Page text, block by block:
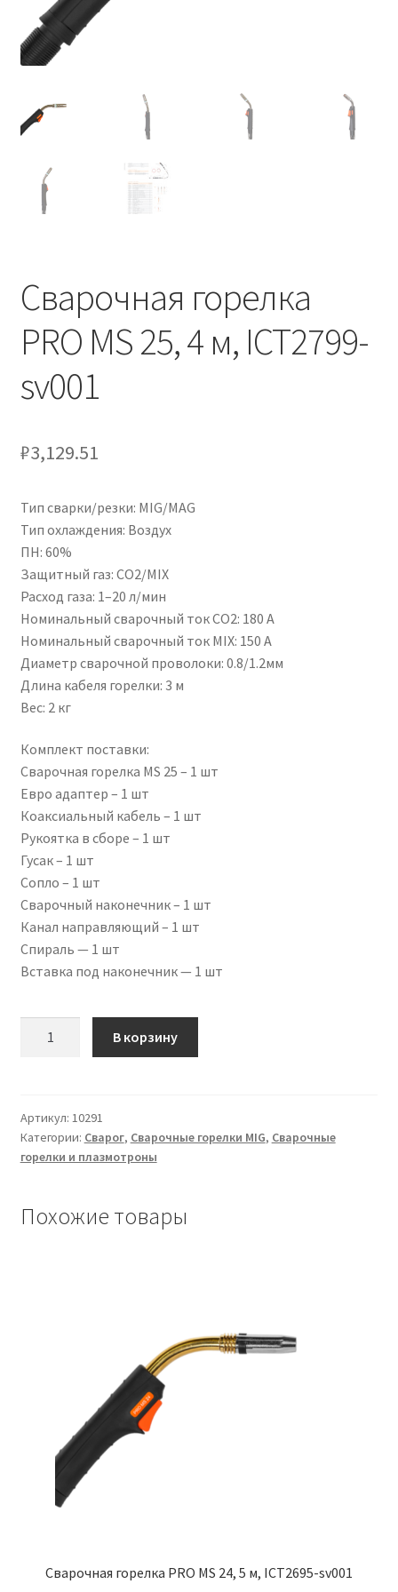
Сварочная горелка
PRO MS 25, 4 м, ICT2799-
sv001
₽3,129.51
Тип сварки/резки: MIG/MAG
Тип охлаждения: Воздух
ПН: 60%
Защитный газ: CO2/MIX
Расход газа: 1–20 л/мин
Номинальный сварочный ток CO2: 180 А
Номинальный сварочный ток MIX: 150 А
Диаметр сварочной проволоки: 0.8/1.2мм
Длина кабеля горелки: 3 м
Вес: 2 кг
Комплект поставки:
Сварочная горелка MS 25 – 1 шт
Евро адаптер – 1 шт
Коаксиальный кабель – 1 шт
Рукоятка в сборе – 1 шт
Гусак – 1 шт
Сопло – 1 шт
Сварочный наконечник – 1 шт
Канал направляющий – 1 шт
Спираль — 1 шт
Вставка под наконечник — 1 шт
PRO
MS
25,
ICT2799-
В корзину
Артикул: 10291
Категории: Сварог, Сварочные горелки MIG, Сварочные
горелки и плазмотроны
Похожие товары
Сварочная горелка PRO MS 24, 5 м, ICT2695-sv001